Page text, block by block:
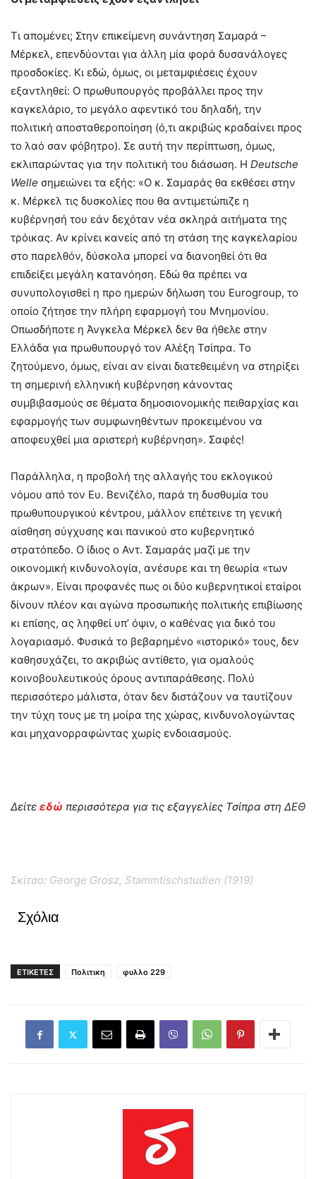
Τι απομένει; Στην επικείμενη συνάντηση Σαμαρά –
Μέρκελ, επενδύονται για άλλη μία φορά δυσανάλογες
προσδοκίες. Κι εδώ, όμως, οι μεταμφιέσεις έχουν
εξαντληθεί: Ο πρωθυπουργός προβάλλει προς την
καγκελάριο, το μεγάλο αφεντικό του δηλαδή, την
πολιτική αποσταθεροποίηση (ό,τι ακριβώς κραδαίνει προς
το λαό σαν φόβητρο). Σε αυτή την περίπτωση, όμως,
εκλιπαρώντας για την πολιτική του διάσωση. Η Deutsche
Welle σημειώνει τα εξής: «Ο κ. Σαμαράς θα εκθέσει στην
κ. Μέρκελ τις δυσκολίες που θα αντιμετώπιζε η
κυβέρνησή του εάν δεχόταν νέα σκληρά αιτήματα της
τρόικας. Αν κρίνει κανείς από τη στάση της καγκελαρίου
στο παρελθόν, δύσκολα μπορεί να διανοηθεί ότι θα
επιδείξει μεγάλη κατανόηση. Εδώ θα πρέπει να
συνυπολογισθεί η προ ημερών δήλωση του Eurogroup, το
οποίο ζήτησε την πλήρη εφαρμογή του Μνημονίου.
Οπωσδήποτε η Άνγκελα Μέρκελ δεν θα ήθελε στην
Ελλάδα για πρωθυπουργό τον Αλέξη Τσίπρα. Το
ζητούμενο, όμως, είναι αν είναι διατεθειμένη να στηρίξει
τη σημερινή ελληνική κυβέρνηση κάνοντας
συμβιβασμούς σε θέματα δημοσιονομικής πειθαρχίας και
εφαρμογής των συμφωνηθέντων προκειμένου να
αποφευχθεί μια αριστερή κυβέρνηση». Σαφές!
Παράλληλα, η προβολή της αλλαγής του εκλογικού
νόμου από τον Ευ. Βενιζέλο, παρά τη δυσθυμία του
πρωθυπουργικού κέντρου, μάλλον επέτεινε τη γενική
αίσθηση σύγχυσης και πανικού στο κυβερνητικό
στρατόπεδο. Ο ίδιος ο Αντ. Σαμαράς μαζί με την
οικονομική κινδυνολογία, ανέσυρε και τη θεωρία «των
άκρων». Είναι προφανές πως οι δύο κυβερνητικοί εταίροι
δίνουν πλέον και αγώνα προσωπικής πολιτικής επιβίωσης
κι επίσης, ας ληφθεί υπ’ όψιν, ο καθένας για δικό του
λογαριασμό. Φυσικά το βεβαρημένο «ιστορικό» τους, δεν
καθησυχάζει, το ακριβώς αντίθετο, για ομαλούς
κοινοβουλευτικούς όρους αντιπαράθεσης. Πολύ
περισσότερο μάλιστα, όταν δεν διστάζουν να ταυτίζουν
την τύχη τους με τη μοίρα της χώρας, κινδυνολογώντας
και μηχανορραφώντας χωρίς ενδοιασμούς.
Δείτε εδώ περισσότερα για τις εξαγγελίες Τσίπρα στη ΔΕΘ
Σκίτσο: George Grosz, Stammtischstudien (1919)
Σχόλια
ΕΤΙΚΕΤΕΣ Πολιτικη φυλλο 229